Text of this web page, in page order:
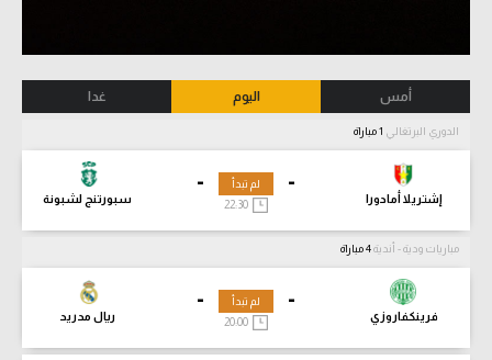
أمس اليوم غدا
الدوري البرتغالي
-
إشتريلا أمادورا
-
سبورتنج لشبونة
لم تبدأ
مباريات ودية - أندية
-
فرينكفاروزي
-
ريال مدريد
لم تبدأ